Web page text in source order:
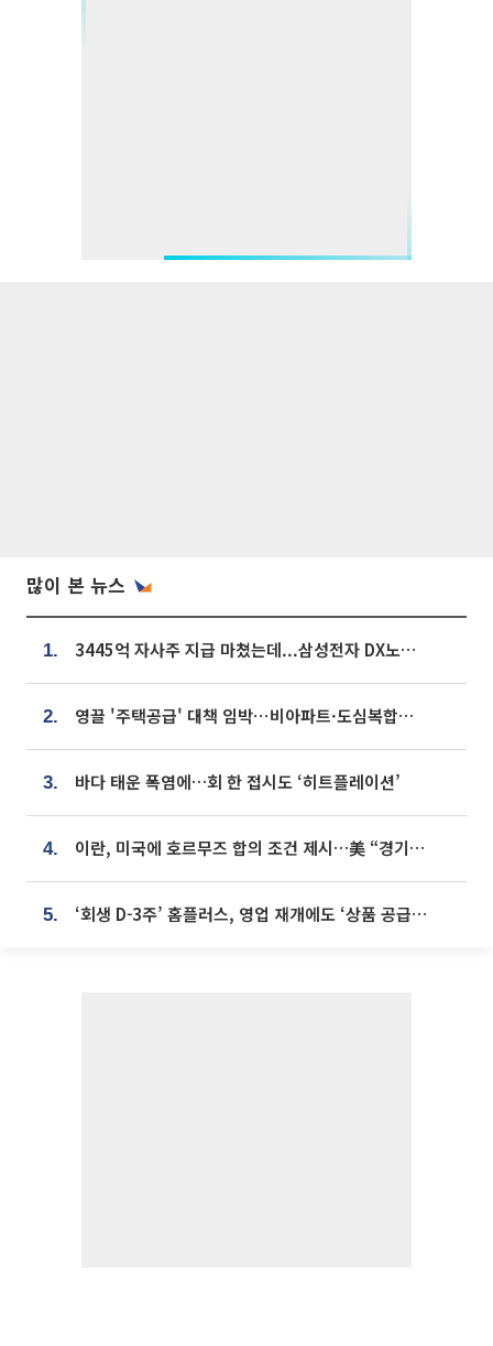
많이 본 뉴스
1. 3445억 자사주 지급 마쳤는데...삼성전자 DX노조, 뒤늦은 '떼쓰기 집회'
2. 영끌 '주택공급' 대책 임박⋯비아파트·도심복합까지 총동원
3. 바다 태운 폭염에…회 한 접시도 ‘히트플레이션’
4. 이란, 미국에 호르무즈 합의 조건 제시…美 “경기 아직 안 끝나” [종합]
5. ‘회생 D-3주’ 홈플러스, 영업 재개에도 ‘상품 공급망’ 복구가 생존 관건